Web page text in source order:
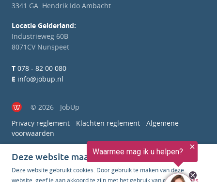
3341 GA Hendrik Ido Ambacht
Locatie Gelderland:
Industrieweg 60B
8071CV Nunspeet
T 078 - 82 00 080
E info@jobup.nl
© 2026 - JobUp
Privacy reglement - Klachten reglement - Algemene
voorwaarden
Deze website maakt gebruik van cookies
Deze website gebruikt cookies. Door gebruik te maken van deze
website, geef je aan akkoord te zijn met het gebruik van cookies. Lees